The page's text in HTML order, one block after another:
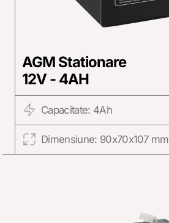
AGM Stationare
12V - 4AH
Capacitate: 4Ah
Dimensiune: 90x70x107 mm